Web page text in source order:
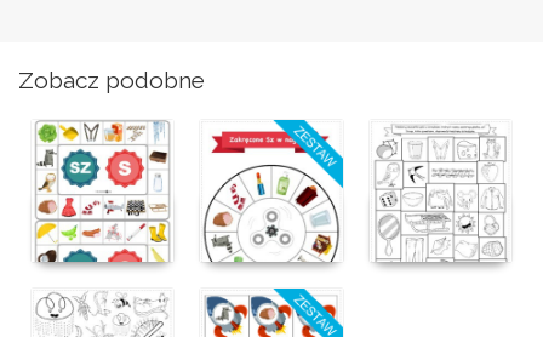
Zobacz podobne